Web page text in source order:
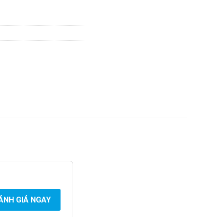
GIÁ NGAY